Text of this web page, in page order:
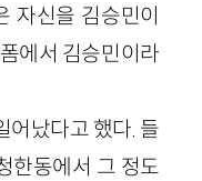
자신을 김승민이
에서 김승민이라
어났다고 했다. 들
한동에서 그 정도